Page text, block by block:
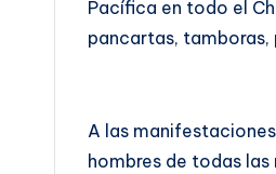
Pacífica en todo el
pancartas, tamboras,
A las
hombres de todas